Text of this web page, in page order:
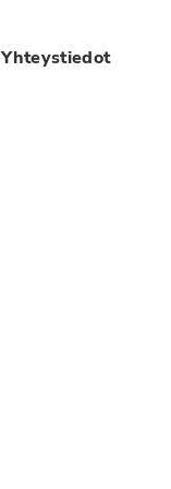
Yhteystiedot